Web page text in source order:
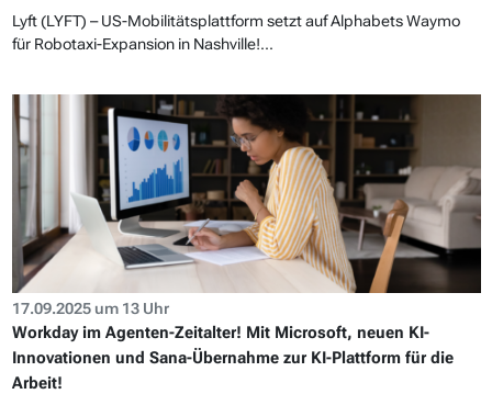
Lyft (LYFT) – US-Mobilitätsplattform setzt auf Alphabets Waymo
für Robotaxi-Expansion in Nashville!...
17.09.2025 um 13 Uhr
Workday im Agenten-Zeitalter! Mit Microsoft, neuen KI-
Innovationen und Sana-Übernahme zur KI-Plattform für die
Arbeit!